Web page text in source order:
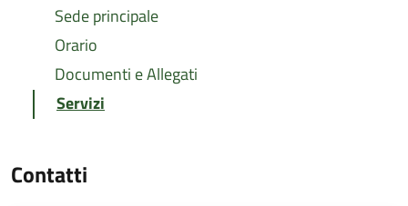
Sede principale
Orario
Documenti e Allegati
Servizi
Contatti